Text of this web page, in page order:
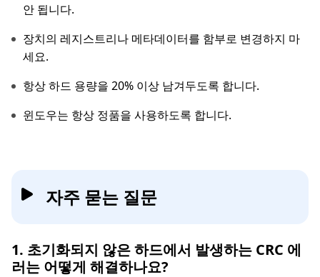
안 됩니다.
장치의 레지스트리나 메타데이터를 함부로 변경하지 마
세요.
항상 하드 용량을 20% 이상 남겨두도록 합니다.
윈도우는 항상 정품을 사용하도록 합니다.
자주 묻는 질문
1. 초기화되지 않은 하드에서 발생하는 CRC 에
러는 어떻게 해결하나요?